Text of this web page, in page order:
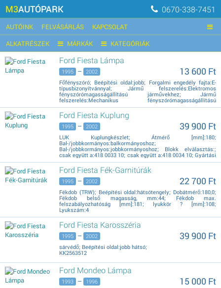
M3AUTÓPARK 0670-338-7451
AUTÓINK FELVÁSÁRLÁS
KAPCSOLAT
ALKATRÉSZEK
MÁRKÁK KATEGÓRIÁK
Ford Fiesta Lámpa
13 600 Ft
1995 – 2002
Főfényszóró; Beépítési oldal:jobb; Forgalmi engedély fajta:E-
típusbizonyítvánnyal; Jármű felszerelés:Elektromos
fényszórómagasságállítású járművekhez; Jármű
felszerelés:Mechanikus fényszórómagasságállítású
járművekhez; Kiegészítő cikk/kiegészítő info:Lámpatartóval;
Lámpa fajta:H1; Lámpa fajta:H7;
20-3585-45-2
Ford Fiesta Kuplung
39 900 Ft
1995 – 2002
LUK Kuplungkészlet; Átmérő [mm]:180;
Bal-/jobbkormányos:balkormányoshoz;
Bal-/jobbkormányos:jobbkormányoshoz; Blokk elválasztás:;
csak együtt a:418 0033 10; csak együtt a:418 0034 10; Gyártási
évig:1999.08; Gyártási évtől:1999.09; Kiegészítő
cikk/kiegészítő info:Csővéggel; Kiegészítő cikk/kiegészítő
info:Központi kinyomóval; Motorkód:JJ#; Rögzítési
mód:bedugott;
618 2126 33
Ford Fiesta Fék-Garnitúrák
22 700 Ft
1995 – 2002
Fékdob (TRW); Beépítési oldal:hátsótengely; Dobátmérő:180,0;
Fékdob belső magasság, mm:44; Fékdob max.
felszabályozhatóság [mm]:181; lyukkör ? [mm]:108;
Lyukszám:4
DB4028
Ford Fiesta Karosszéria
39 900 Ft
1995 – 2002
sárvédő; Beépítési oldal:jobb hátsó;
KK2563512
Ford Mondeo Lámpa
15 000 Ft
1993 – 1996